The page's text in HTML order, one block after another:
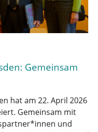
Gemeinsam
hat am 22. April 2026
Gemeinsam mit
und